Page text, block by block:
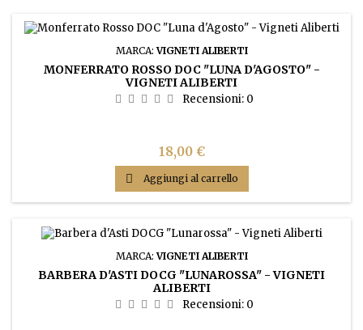
MARCA:VIGNETI ALIBERTI
MONFERRATO ROSSO DOC "LUNA D'AGOSTO" -
VIGNETI ALIBERTI
Recensioni: 0
Prezzo
18,00 €
 Aggiungi al carrello
MARCA:VIGNETI ALIBERTI
BARBERA D'ASTI DOCG "LUNAROSSA" - VIGNETI
ALIBERTI
Recensioni: 0